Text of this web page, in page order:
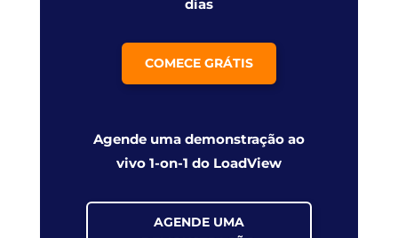
dias
COMECE GRÁTIS
Agende uma demonstração ao
vivo 1-on-1 do LoadView
AGENDE UMA